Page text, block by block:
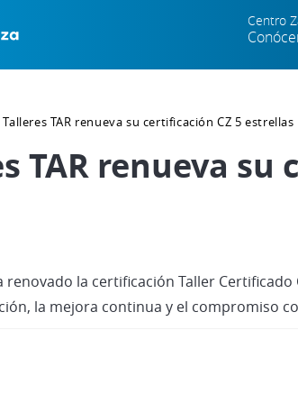
Centro
Talleres TAR renueva su certificación CZ 5 estrellas
TAR renueva
renovado la certificación Taller Certificado
la mejora continua y el compromiso